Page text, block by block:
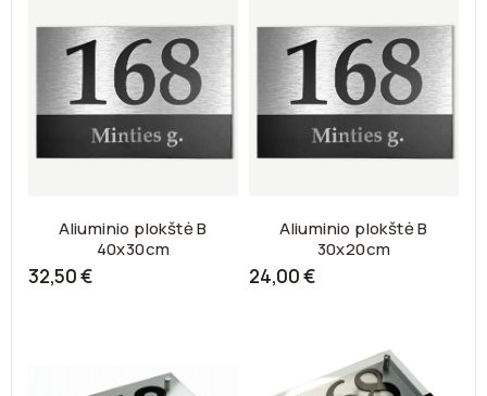
Aliuminio plokštė B
40x30cm
32,50 €
Aliuminio plokštė B
30x20cm
24,00 €